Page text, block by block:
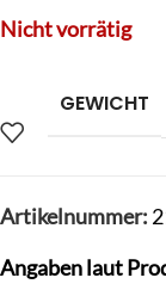
Nicht vorrätig
GEWICHT
Artikelnummer:
Angaben laut